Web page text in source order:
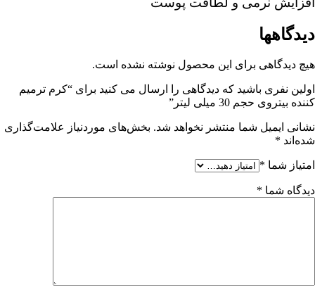
دیدگاهها
هیچ دیدگاهی برای این محصول نوشته نشده است.
اولین نفری باشید که دیدگاهی را ارسال می کنید برای “کرم ترمیم
کننده بیتروی حجم 30 میلی لیتر”
نشانی ایمیل شما منتشر نخواهد شد. بخش‌های موردنیاز علامت‌گذاری
شده‌اند *
امتیاز شما *
دیدگاه شما *